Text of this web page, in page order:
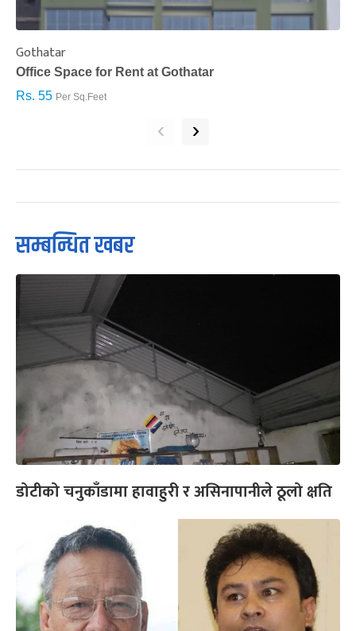
Gothatar
Office Space for Rent at Gothatar
Rs. 55 Per Sq.Feet
‹ ›
सम्बन्धित खबर
डोटीको चनुकाँडामा हावाहुरी र असिनापानीले ठूलो क्षति